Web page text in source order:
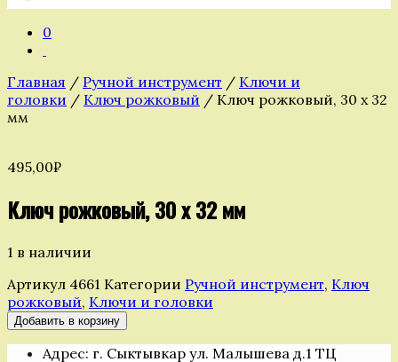
0
Главная / Ручной инструмент / Ключи и
головки / Ключ рожковый / Ключ рожковый, 30 х 32
мм
495,00₽
Ключ рожковый, 30 х 32 мм
1 в наличии
Артикул 4661 Категории Ручной инструмент, Ключ
рожковый, Ключи и головки
Количество
товара
Ключ
Добавить в корзину
Адрес: г. Сыктывкар ул. Малышева д.1 ТЦ